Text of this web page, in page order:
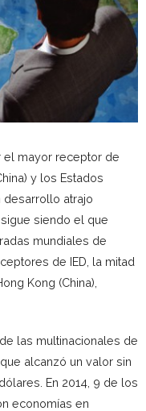
el mayor receptor de
y los Estados
desarrollo atrajo
siendo el que
mundiales de
de IED, la mitad
Kong (China),
las multinacionales de
alcanzó un valor sin
En 2014, 9 de los
economías en